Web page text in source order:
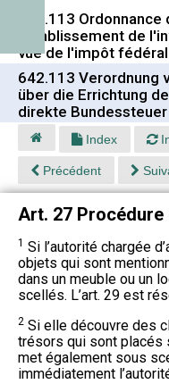
642.113
l'établissement de
vue de l'impôt
642.113 Verordnung
über die Errichtung
direkte Bundessteuer
Index
Précédent
Art. 27 Procédure
1 Si l’autorité chargée
objets qui sont
dans un meuble ou un
scellés. L’art. 29 est
2 Si elle découvre des
trésors qui sont placés
met également sous
immédiatement